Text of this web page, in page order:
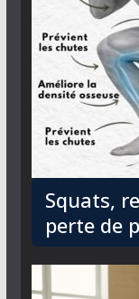
Squats,
perte de